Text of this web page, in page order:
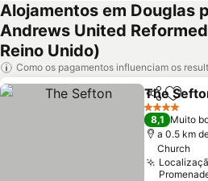
Alojamentos em Douglas
Andrews United
Reino Unido)
Como os pagamentos influenciam os
Partilhar
The
4 Estrelas
8,1 Muito
a 0.5 km
Church